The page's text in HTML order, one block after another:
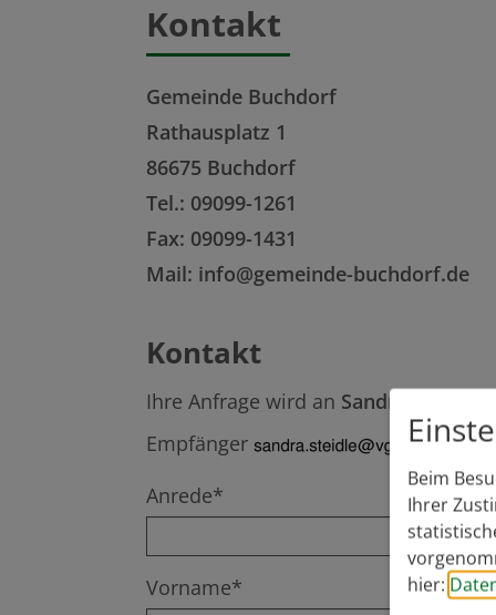
Kontakt
Gemeinde Buchdorf
Rathausplatz 1
86675 Buchdorf
Tel.: 09099-1261
Fax: 09099-1431
Mail: info@gemeinde-buchdorf.de
Kontakt
Ihre Anfrage wird an Sandra Steidle
Empfänger
Anrede*
Vorname*
Beim
Ihrer
hier: